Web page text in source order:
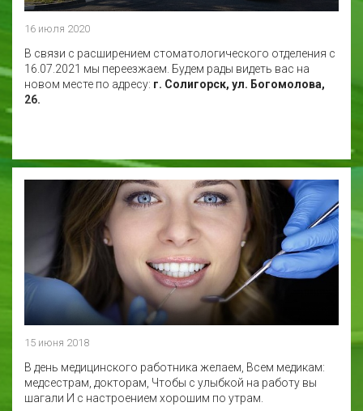
16 июля 2020
В связи с расширением стоматологического отделения с
16.07.2021 мы переезжаем. Будем рады видеть вас на
новом месте по адресу: г. Солигорск, ул. Богомолова,
26.
15 июня 2018
В день медицинского работника желаем, Всем медикам:
медсестрам, докторам, Чтобы с улыбкой на работу вы
шагали И с настроением хорошим по утрам.